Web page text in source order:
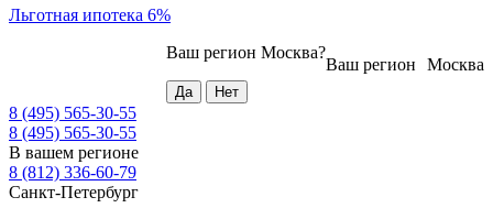
Льготная ипотека 6%
Москва
Ваш регион
Ваш регион Москва?
8 (495) 565-30-55
8 (495) 565-30-55
В вашем регионе
8 (812) 336-60-79
Санкт-Петербург